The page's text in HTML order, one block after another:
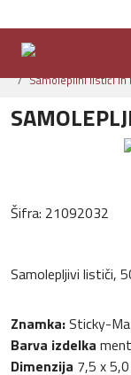
Samolepilni lističi in
Šifra: 21092032
Samolepljivi lističi,
Znamka:Sticky-
Barva izdelka
Dimenzija 7,5 x